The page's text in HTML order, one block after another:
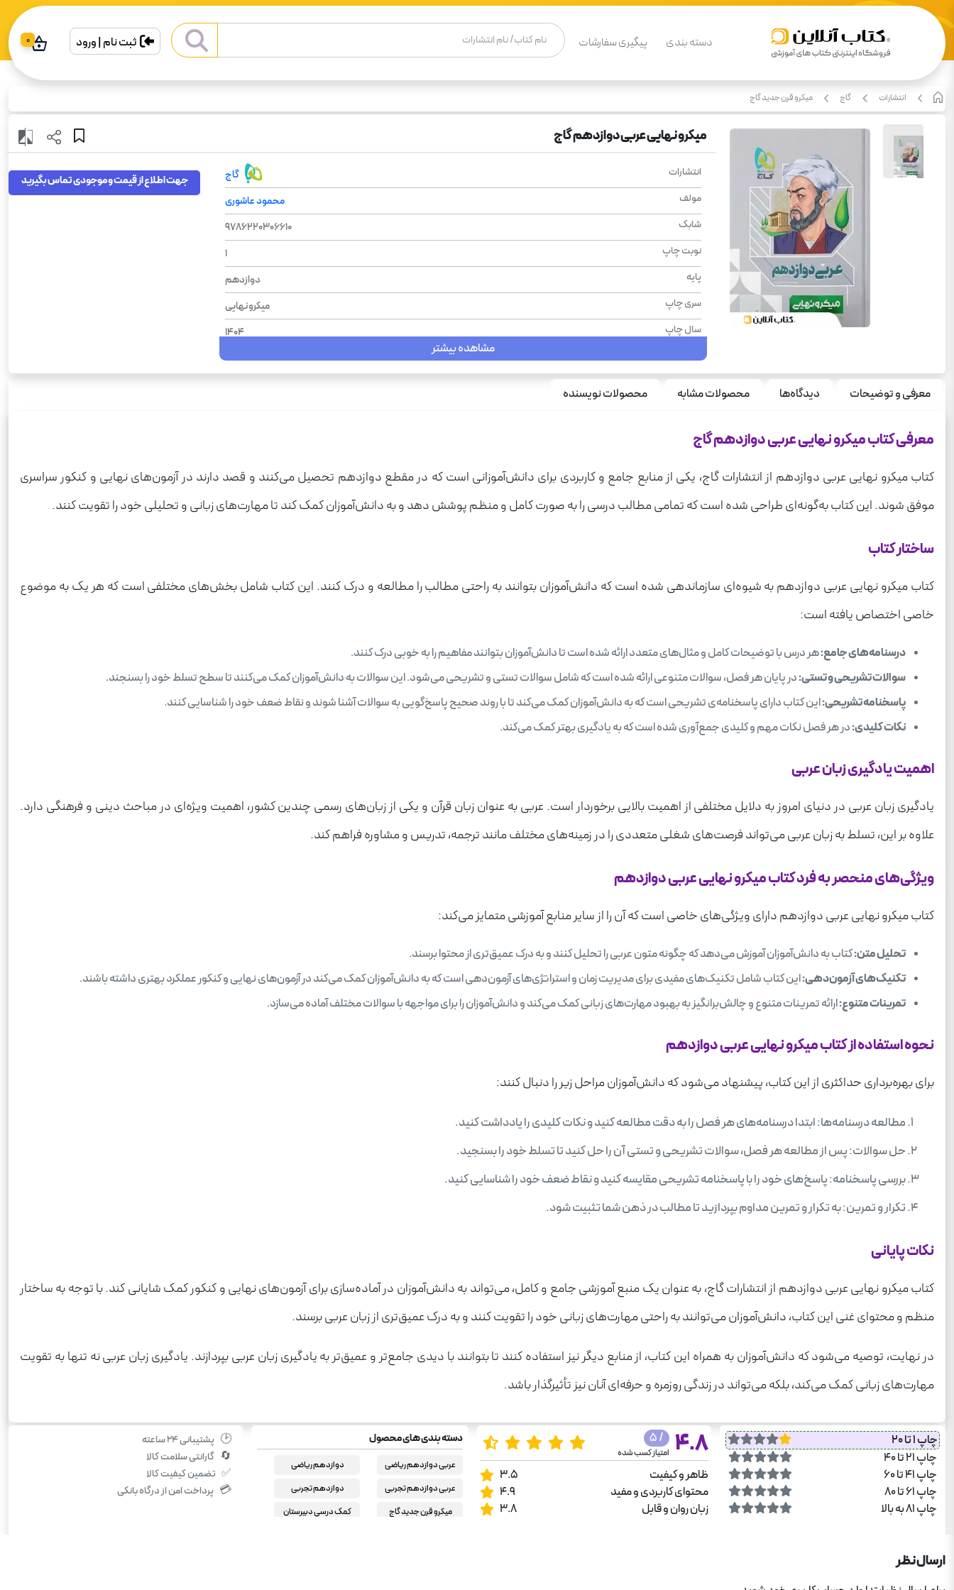
دسته بندی پیگیری سفارشات ثبت نام | ورود 0
انتشارات گاج میکرو قرن جدید گاج
میکرو نهایی عربی دوازدهم گاج
انتشارات
گاج
مولف
محمود عاشوری
شابک
9786220306610
نوبت چاپ
1
پایه
دوازدهم
سری چاپ
میکرونهایی
سال چاپ
1404
عربی
رشته
مشاهده بیشتر
جهت اطلاع از قیمت و موجودی تماس بگیرید
معرفی و توضیحات دیدگاه‌ها محصولات مشابه محصولات نویسنده
معرفی کتاب میکرو نهایی عربی دوازدهم گاج
کتاب میکرو نهایی عربی دوازدهم از انتشارات گاج، یکی از منابع جامع و کاربردی برای دانش‌آموزانی است که در مقطع دوازدهم تحصیل می‌کنند و قصد دارند در آزمون‌های نهایی و کنکور سراسری
موفق شوند. این کتاب به‌گونه‌ای طراحی شده است که تمامی مطالب درسی را به صورت کامل و منظم پوشش دهد و به دانش‌آموزان کمک کند تا مهارت‌های زبانی و تحلیلی خود را تقویت کنند.
ساختار کتاب
کتاب میکرو نهایی عربی دوازدهم به شیوه‌ای سازماندهی شده است که دانش‌آموزان بتوانند به راحتی مطالب را مطالعه و درک کنند. این کتاب شامل بخش‌های مختلفی است که هر یک به موضوع
خاصی اختصاص یافته است:
درسنامه‌های جامع:هر درس با توضیحات کامل و مثال‌های متعدد ارائه شده است تا دانش‌آموزان بتوانند مفاهیم را به خوبی درک کنند.
سوالات تشریحی و تستی:در پایان هر فصل، سوالات متنوعی ارائه شده است که شامل سوالات تستی و تشریحی می‌شود. این سوالات به دانش‌آموزان کمک می‌کنند تا سطح تسلط خود را بسنجند.
پاسخنامه تشریحی:این کتاب دارای پاسخنامه‌ی تشریحی است که به دانش‌آموزان کمک می‌کند تا با روند صحیح پاسخ‌گویی به سوالات آشنا شوند و نقاط ضعف خود را شناسایی کنند.
نکات کلیدی:در هر فصل نکات مهم و کلیدی جمع‌آوری شده است که به یادگیری بهتر کمک می‌کند.
اهمیت یادگیری زبان عربی
یادگیری زبان عربی در دنیای امروز به دلایل مختلفی از اهمیت بالایی برخوردار است. عربی به عنوان زبان قرآن و یکی از زبان‌های رسمی چندین کشور، اهمیت ویژه‌ای در مباحث دینی و فرهنگی دارد.
علاوه بر این، تسلط به زبان عربی می‌تواند فرصت‌های شغلی متعددی را در زمینه‌های مختلف مانند ترجمه، تدریس و مشاوره فراهم کند.
ویژگی‌های منحصر به فرد کتاب میکرو نهایی عربی دوازدهم
کتاب میکرو نهایی عربی دوازدهم دارای ویژگی‌های خاصی است که آن را از سایر منابع آموزشی متمایز می‌کند:
تحلیل متن:کتاب به دانش‌آموزان آموزش می‌دهد که چگونه متون عربی را تحلیل کنند و به درک عمیق‌تری از محتوا برسند.
تکنیک‌های آزمون‌دهی:این کتاب شامل تکنیک‌های مفیدی برای مدیریت زمان و استراتژی‌های آزمون‌دهی است که به دانش‌آموزان کمک می‌کند در آزمون‌های نهایی و کنکور عملکرد بهتری داشته باشند.
تمرینات متنوع:ارائه تمرینات متنوع و چالش‌برانگیز به بهبود مهارت‌های زبانی کمک می‌کند و دانش‌آموزان را برای مواجهه با سوالات مختلف آماده می‌سازد.
نحوه استفاده از کتاب میکرو نهایی عربی دوازدهم
برای بهره‌برداری حداکثری از این کتاب، پیشنهاد می‌شود که دانش‌آموزان مراحل زیر را دنبال کنند:
مطالعه درسنامه‌ها: ابتدا درسنامه‌های هر فصل را به دقت مطالعه کنید و نکات کلیدی را یادداشت کنید.
حل سوالات: پس از مطالعه هر فصل، سوالات تشریحی و تستی آن را حل کنید تا تسلط خود را بسنجید.
بررسی پاسخنامه: پاسخ‌های خود را با پاسخنامه تشریحی مقایسه کنید و نقاط ضعف خود را شناسایی کنید.
تکرار و تمرین: به تکرار و تمرین مداوم بپردازید تا مطالب در ذهن شما تثبیت شود.
نکات پایانی
کتاب میکرو نهایی عربی دوازدهم از انتشارات گاج، به عنوان یک منبع آموزشی جامع و کامل، می‌تواند به دانش‌آموزان در آماده‌سازی برای آزمون‌های نهایی و کنکور کمک شایانی کند. با توجه به ساختار
منظم و محتوای غنی این کتاب، دانش‌آموزان می‌توانند به راحتی مهارت‌های زبانی خود را تقویت کنند و به درک عمیق‌تری از زبان عربی برسند.
در نهایت، توصیه می‌شود که دانش‌آموزان به همراه این کتاب، از منابع دیگر نیز استفاده کنند تا بتوانند با دیدی جامع‌تر و عمیق‌تر به یادگیری زبان عربی بپردازند. یادگیری زبان عربی نه تنها به تقویت
مهارت‌های زبانی کمک می‌کند، بلکه می‌تواند در زندگی روزمره و حرفه‌ای آنان نیز تأثیرگذار باشد.
چاپ 1 تا 20
چاپ 21 تا 40
چاپ 41 تا 60
چاپ 61 تا 80
چاپ 81 به بالا
4.8
/ 5
امتیاز کسب شده
ظاهر و کیفیت
3.5
محتوای کاربردی و مفید
4.9
زبان روان و قابل
3.8
دسته بندی های محصول
عربی دوازدهم ریاضی
دوازدهم ریاضی
عربی دوازدهم تجربی
دوازدهم تجربی
میکرو قرن جدید گاج
کمک درسی دبیرستان
🕑 پشتیبانی ۲۴ ساعته
🔄 گارانتی سلامت کالا
✅ تضمین کیفیت کالا
💳 پرداخت امن از درگاه بانکی
ارسال نظر